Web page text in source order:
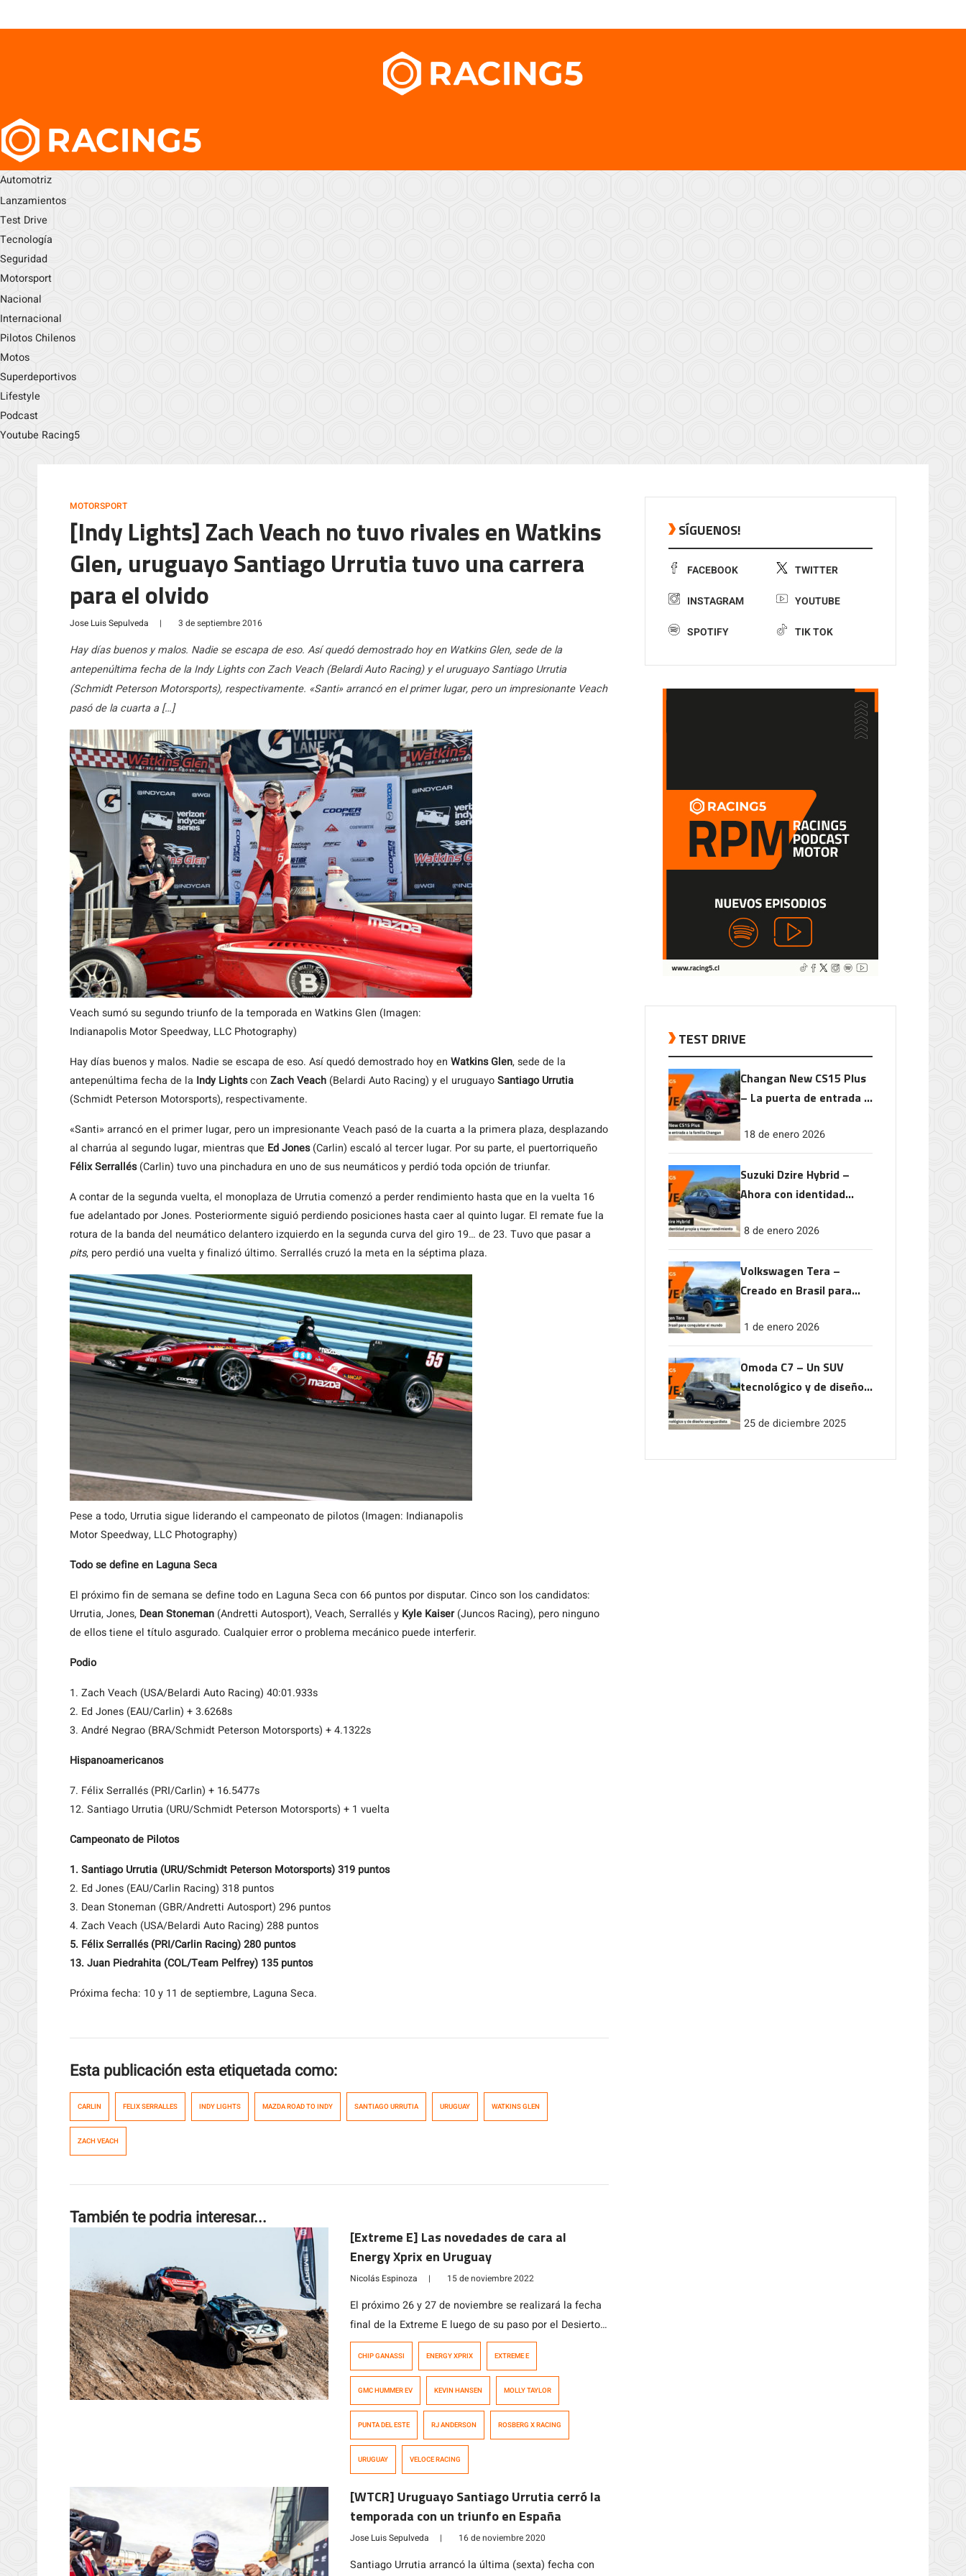
Automotriz
Lanzamientos
Test Drive
Tecnología
Seguridad
Motorsport
Nacional
Internacional
Pilotos Chilenos
Motos
Superdeportivos
Lifestyle
Podcast
Youtube Racing5
MOTORSPORT
[Indy Lights] Zach Veach no tuvo rivales en Watkins
Glen, uruguayo Santiago Urrutia tuvo una carrera
para el olvido
Jose Luis Sepulveda | 3 de septiembre 2016
Hay días buenos y malos. Nadie se escapa de eso. Así quedó demostrado hoy en Watkins Glen, sede de la
antepenúltima fecha de la Indy Lights con Zach Veach (Belardi Auto Racing) y el uruguayo Santiago Urrutia
(Schmidt Peterson Motorsports), respectivamente. «Santi» arrancó en el primer lugar, pero un impresionante Veach
pasó de la cuarta a […]
Veach sumó su segundo triunfo de la temporada en Watkins Glen (Imagen:
Indianapolis Motor Speedway, LLC Photography)
Hay días buenos y malos. Nadie se escapa de eso. Así quedó demostrado hoy en Watkins Glen, sede de la
antepenúltima fecha de la Indy Lightscon Zach Veach (Belardi Auto Racing) y el uruguayoSantiago Urrutia
(Schmidt Peterson Motorsports), respectivamente.
«Santi» arrancó en el primer lugar, pero un impresionante Veach pasó de la cuarta a la primera plaza, desplazando
al charrúa al segundo lugar, mientras que Ed Jones(Carlin) escaló al tercer lugar. Por su parte, el puertorriqueño
Félix Serrallés(Carlin) tuvo una pinchadura en uno de sus neumáticos y perdió toda opción de triunfar.
A contar de la segunda vuelta, el monoplaza de Urrutia comenzó a perder rendimiento hasta que en la vuelta 16
fue adelantado por Jones. Posteriormente siguió perdiendo posiciones hasta caer al quinto lugar. El remate fue la
rotura de la banda del neumático delantero izquierdo en la segunda curva del giro 19… de 23. Tuvo que pasar a
pits, pero perdió una vuelta y finalizó último. Serrallés cruzó la meta en la séptima plaza.
Pese a todo, Urrutia sigue liderando el campeonato de pilotos (Imagen: Indianapolis
Motor Speedway, LLC Photography)
Todo se define en Laguna Seca
El próximo fin de semana se define todo en Laguna Seca con 66 puntos por disputar. Cinco son los candidatos:
Urrutia, Jones, Dean Stoneman (Andretti Autosport), Veach, Serrallés y Kyle Kaiser(Juncos Racing), pero ninguno
de ellos tiene el título asgurado. Cualquier error o problema mecánico puede interferir.
Podio
1. Zach Veach (USA/Belardi Auto Racing) 40:01.933s
2. Ed Jones (EAU/Carlin) + 3.6268s
3. André Negrao (BRA/Schmidt Peterson Motorsports) + 4.1322s
Hispanoamericanos
7. Félix Serrallés (PRI/Carlin) + 16.5477s
12. Santiago Urrutia (URU/Schmidt Peterson Motorsports) + 1 vuelta
Campeonato de Pilotos
1. Santiago Urrutia (URU/Schmidt Peterson Motorsports) 319 puntos
2. Ed Jones (EAU/Carlin Racing) 318 puntos
3. Dean Stoneman (GBR/Andretti Autosport) 296 puntos
4. Zach Veach (USA/Belardi Auto Racing) 288 puntos
5. Félix Serrallés (PRI/Carlin Racing) 280 puntos
13. Juan Piedrahita (COL/Team Pelfrey) 135 puntos
Próxima fecha: 10 y 11 de septiembre, Laguna Seca.
Esta publicación esta etiquetada como:
CARLIN FELIX SERRALLES INDY LIGHTS MAZDA ROAD TO INDY SANTIAGO URRUTIA URUGUAY WATKINS GLEN
ZACH VEACH
También te podria interesar...
[Extreme E] Las novedades de cara al
Energy Xprix en Uruguay
Nicolás Espinoza | 15 de noviembre 2022
El próximo 26 y 27 de noviembre se realizará la fecha
final de la Extreme E luego de su paso por el Desierto
de Atacama en el Norte de Chile. Durante estas
que será la temporada 2023 […]
CHIP GANASSI ENERGY XPRIX EXTREME E
GMC HUMMER EV KEVIN HANSEN MOLLY TAYLOR
PUNTA DEL ESTE RJ ANDERSON ROSBERG X RACING
URUGUAY VELOCE RACING
[WTCR] Uruguayo Santiago Urrutia cerró la
temporada con un triunfo en España
Jose Luis Sepulveda | 16 de noviembre 2020
Santiago Urrutia arrancó la última (sexta) fecha con
SÍGUENOS!
FACEBOOK TWITTER
INSTAGRAM YOUTUBE
SPOTIFY TIK TOK
TEST DRIVE
Changan New CS15 Plus
– La puerta de entrada a
18 de enero 2026
Suzuki Dzire Hybrid –
Ahora con identidad
rendimiento
8 de enero 2026
Volkswagen Tera –
Creado en Brasil para
1 de enero 2026
Omoda C7 – Un SUV
tecnológico y de diseño
25 de diciembre 2025